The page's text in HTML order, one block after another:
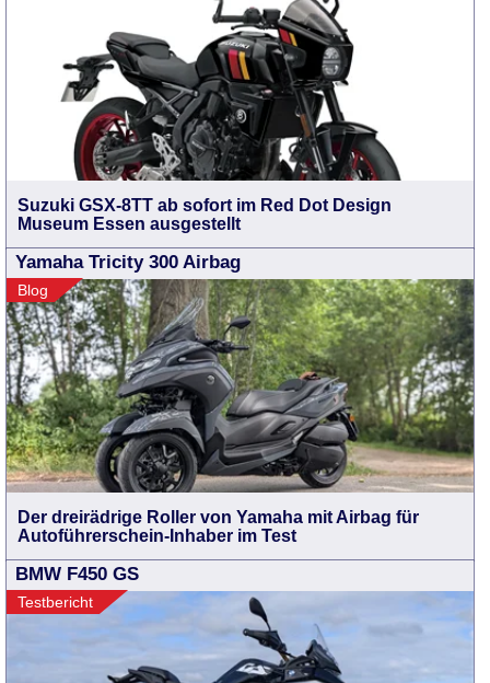
Suzuki GSX-8TT ab sofort im Red Dot Design
Museum Essen ausgestellt
Yamaha Tricity 300 Airbag
Blog
Der dreirädrige Roller von Yamaha mit Airbag für
Autoführerschein-Inhaber im Test
BMW F450 GS
Testbericht